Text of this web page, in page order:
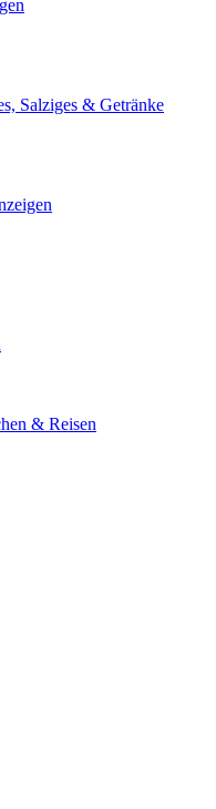
Salziges & Getränke
& Reisen